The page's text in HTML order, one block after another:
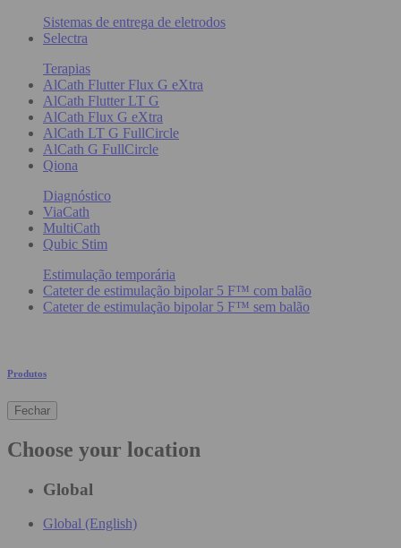
Sistemas de entrega de eletrodos
Selectra
Terapias
AlCath Flutter Flux G eXtra
AlCath Flutter LT G
AlCath Flux G eXtra
AlCath LT G FullCircle
AlCath G FullCircle
Qiona
Diagnóstico
ViaCath
MultiCath
Qubic Stim
Estimulação temporária
Cateter de estimulação bipolar 5 F™ com balão
Cateter de estimulação bipolar 5 F™ sem balão
Produtos
Fechar
Choose your location
Global
Global (English)